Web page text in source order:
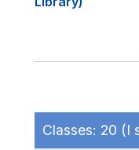
Classes: 20 (I